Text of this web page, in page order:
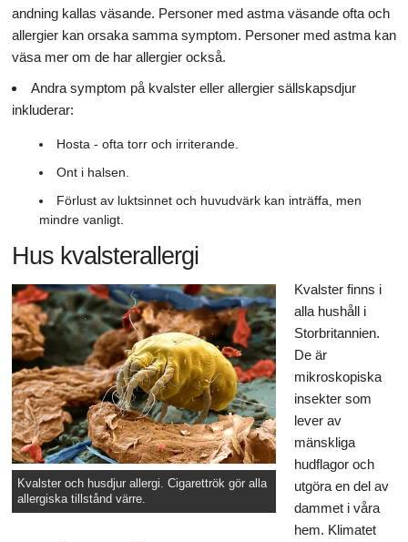
andning kallas väsande. Personer med astma väsande ofta och
allergier kan orsaka samma symptom. Personer med astma kan
väsa mer om de har allergier också.
Andra symptom på kvalster eller allergier sällskapsdjur
inkluderar:
Hosta - ofta torr och irriterande.
Ont i halsen.
Förlust av luktsinnet och huvudvärk kan inträffa, men
mindre vanligt.
Hus kvalsterallergi
Kvalster och husdjur allergi. Cigarettrök gör alla
allergiska tillstånd värre.
Kvalster finns i
alla hushåll i
Storbritannien.
De är
mikroskopiska
insekter som
lever av
mänskliga
hudflagor och
utgöra en del av
dammet i våra
hem. Klimatet